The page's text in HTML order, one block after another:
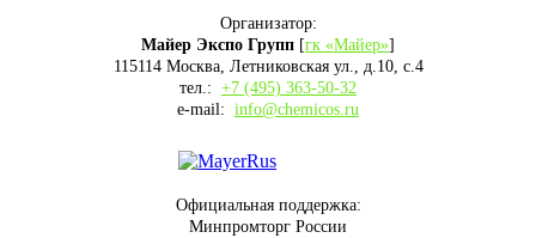
Организатор:
Майер Экспо Групп [гк «Майер»]
115114 Москва, Летниковская ул., д.10, с.4
тел.: +7 (495) 363-50-32
e-mail: info@chemicos.ru
Официальная поддержка:
Минпромторг России